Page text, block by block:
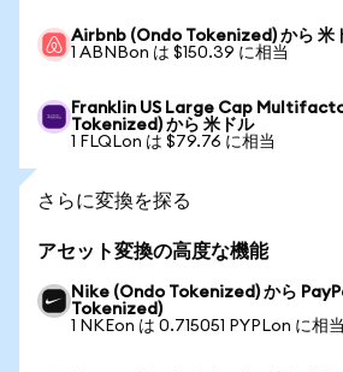
Airbnb (Ondo Tokenized) から 米
1 ABNBon は $150.39 に相当
Franklin US Large Cap
Tokenized) から 米ドル
1 FLQLon は $79.76 に相当
さらに変換を探る
アセット変換の高度な機能
Nike (Ondo Tokenized) から
Tokenized)
1 NKEon は 0.715051 PYPLon に相当